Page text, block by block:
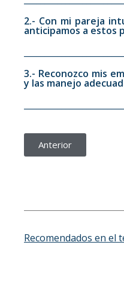
2.- Con mi pareja
anticipamos a estos
3.- Reconozco mis
y las manejo
Anterior
Recomendados en el